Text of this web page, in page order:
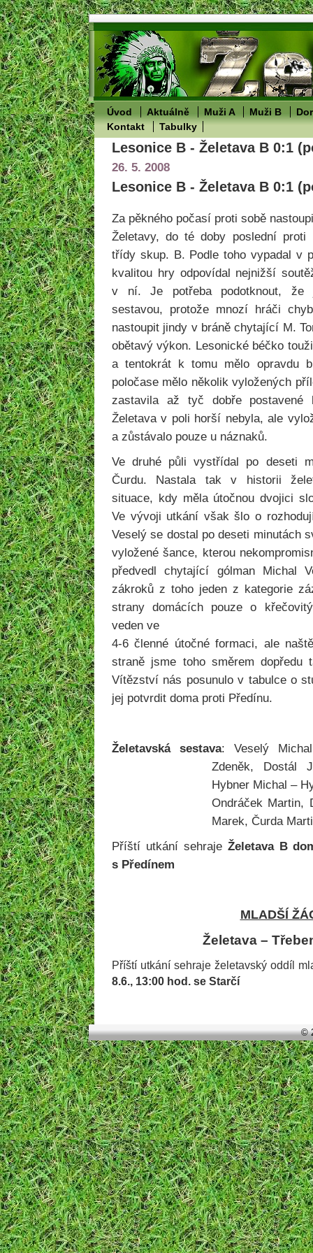
Úvod Aktuálně Muži A Muži B
Kontakt
Tabulky
Lesonice B - Želetava B 0:1
26. 5. 2008
Lesonice B - Želetava B 0:1
Za pěkného počasí proti sobě
Želetavy, do té doby poslední proti
třídy skup. B. Podle toho vypadal v
kvalitou hry odpovídal nejnižší
v ní. Je potřeba podotknout, že
sestavou, protože mnozí hráči
nastoupit jindy v bráně chytající M.
obětavý výkon. Lesonické béčko
a tentokrát k tomu mělo opravdu
poločase mělo několik vyložených
zastavila až tyč dobře postavené
Želetava v poli horší nebyla, ale
a zůstávalo pouze u náznaků.
Ve druhé půli vystřídal po deseti
Čurdu. Nastala tak v historii
situace, kdy měla útočnou dvojici
Ve vývoji utkání však šlo o
Veselý se dostal po deseti minutách
vyložené šance, kterou
předvedl chytající gólman Michal
zákroků z toho jeden z kategorie
strany domácích pouze o
veden ve
4-6 členné útočné formaci, ale
straně jsme toho směrem dopředu
Vítězství nás posunulo v tabulce o
jej potvrdit doma proti Předínu.
Želetavská sestava: Veselý
Zdeněk, Dostál
Hybner Michal –
Ondráček Martin,
Marek, Čurda
Příští utkání sehraje Želetava B
s Předínem
MLADŠÍ
Želetava –
Příští utkání sehraje želetavský oddíl
8.6., 13:00 hod. se Starčí
©